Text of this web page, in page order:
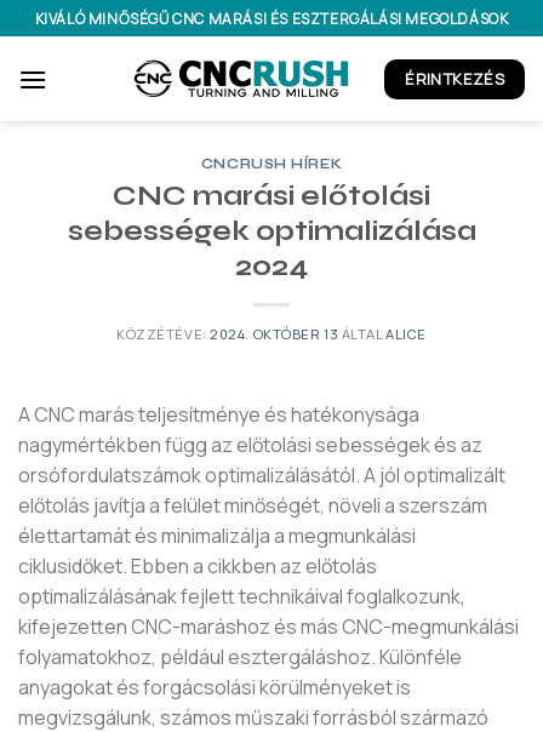
Ugrás
a
tartalomhoz
KIVÁLÓ MINŐSÉGŰ CNC MARÁSI ÉS ESZTERGÁLÁSI MEGOLDÁSOK
ÉRINTKEZÉS
CNCRUSH HÍREK
CNC marási előtolási
sebességek optimalizálása
2024
KÖZZÉTÉVE:2024. OKTÓBER 13 ÁLTALALICE
A CNC marás teljesítménye és hatékonysága
nagymértékben függ az előtolási sebességek és az
orsófordulatszámok optimalizálásától. A jól optimalizált
előtolás javítja a felület minőségét, növeli a szerszám
élettartamát és minimalizálja a megmunkálási
ciklusidőket. Ebben a cikkben az előtolás
optimalizálásának fejlett technikáival foglalkozunk,
kifejezetten CNC-maráshoz és más CNC-megmunkálási
folyamatokhoz, például esztergáláshoz. Különféle
anyagokat és forgácsolási körülményeket is
megvizsgálunk, számos műszaki forrásból származó